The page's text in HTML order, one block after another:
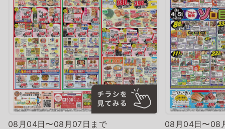
08月04日〜08月07日まで
08月04日〜08